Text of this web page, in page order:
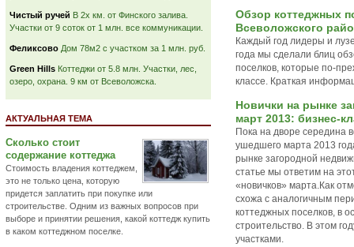
Обзор коттеджных
Всеволожского
Каждый год лидеры и
года мы сделали блиц
поселков, которые по-
классе. Краткая
Новички на рынке
март 2013: бизнес-
Пока на дворе середина
ушедшего марта 2013
рынке загородной
статье мы ответим на
«новичков» марта.Как
схожа с аналогичным
коттеджных поселков, в
строительство. В этом
участками.
Чистый ручей В 2х км. от Финского залива.
Участки от 9 соток от 1 млн. все коммуникации.
Феликсово Дом 78м2 с участком за 1 млн. руб.
Green Hills Коттеджи от 5.8 млн. Участки, лес,
озеро, охрана. 9 км от Всеволожска.
АКТУАЛЬНАЯ ТЕМА
Сколько стоит
содержание коттеджа
Стоимость владения коттеджем,
это не только цена, которую
придется заплатить при покупке или
строительстве. Одним из важных вопросов при
выборе и принятии решения, какой коттедж купить
в каком коттеджном поселке.